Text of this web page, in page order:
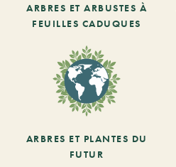
ARBRES ET ARBUSTES À
FEUILLES CADUQUES
ARBRES ET PLANTES DU
FUTUR